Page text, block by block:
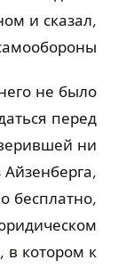
и сказал,
не было
перед
ни
Айзенберга,
бесплатно,
в котором к